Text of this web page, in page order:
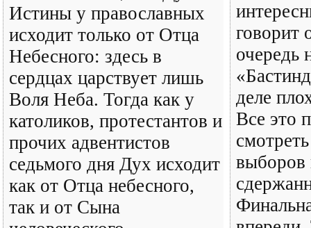
Истины у православных
исходит только от Отца
Небесного: здесь в
сердцах царствует лишь
Воля Неба. Тогда как у
католиков, протестантов и
прочих адвентистов
седьмого дня Дух исходит
как от Отца небесного,
так и от Сына
говорит
очередь
деле
Все это